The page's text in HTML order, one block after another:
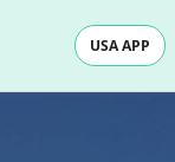
USA APP